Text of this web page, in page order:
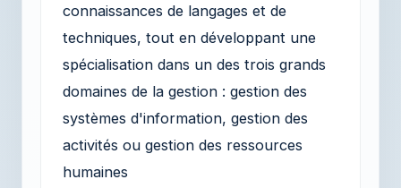
connaissances de langages et de
techniques, tout en développant une
spécialisation dans un des trois grands
domaines de la gestion : gestion des
systèmes d'information, gestion des
activités ou gestion des ressources
humaines